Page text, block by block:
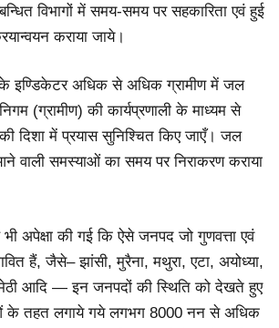
विभागों में समय-समय पर सहकारिता एवं हुई
कराया जाये।
के इण्डिकेटर अधिक से अधिक ग्रामीण में जल
(ग्रामीण) की कार्यप्रणाली के माध्यम से
दिशा में प्रयास सुनिश्चित किए जाएँ। जल
वाली समस्याओं का समय पर निराकरण कराया
भी अपेक्षा की गई कि ऐसे जनपद जो गुणवत्ता एवं
हैं, जैसे– झांसी, मुरैना, मथुरा, एटा, अयोध्या,
आदि — इन जनपदों की स्थिति को देखते हुए
के तहत लगाये गये लगभग 8000 नन से अधिक